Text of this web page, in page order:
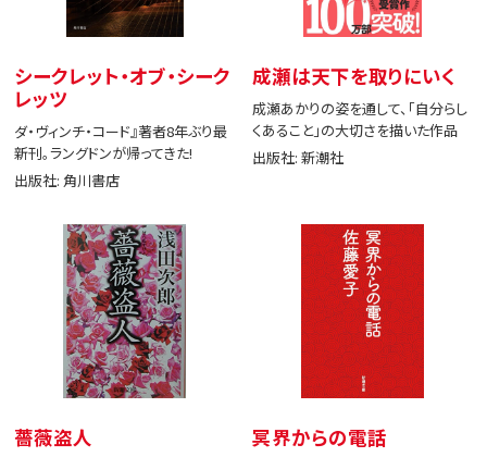
シークレット・オブ・シーク
レッツ
ダ・ヴィンチ・コード』著者8年ぶり最
新刊。ラングドンが帰ってきた!
出版社: 角川書店
成瀬は天下を取りにいく
成瀬あかりの姿を通して、「自分らし
くあること」の大切さを描いた作品
出版社: 新潮社
薔薇盗人 冥界からの電話